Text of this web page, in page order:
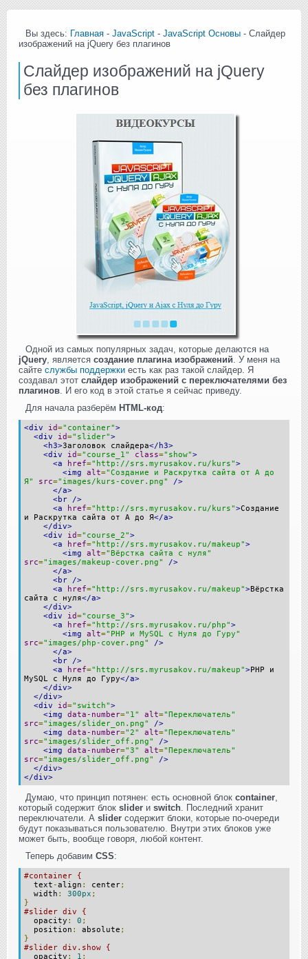
Вы здесь: Главная - JavaScript - JavaScript Основы - Слайдер
изображений на jQuery без плагинов
Слайдер изображений на jQuery
без плагинов
Одной из самых популярных задач, которые делаются на
jQuery , является создание плагина изображений . У меня на
сайте службы поддержки есть как раз такой слайдер. Я
создавал этот слайдер изображений с переключателями без
плагинов . И его код в этой статье я сейчас приведу.
Для начала разберём HTML-код:
<div id="container">
<div
id="slider">
<h3>Заголовок слайдера</h3>
<div
id="course_1" class="show">
<a
href="http://srs.myrusakov.ru/kurs">
<img
alt="Создание и Раскрутка сайта от А до
Я"
src="images/kurs-cover.png"
/>
</a>
<br
/>
<a
href="http://srs.myrusakov.ru/kurs">Создание
и Раскрутка сайта от А до Я</a>
</div>
<div
id="course_2">
<a
href="http://srs.myrusakov.ru/makeup">
<img
alt="Вёрстка сайта с нуля"
src="images/makeup-cover.png"
/>
</a>
<br
/>
<a
href="http://srs.myrusakov.ru/makeup">Вёрстка
сайта с нуля</a>
</div>
<div
id="course_3">
<a
href="http://srs.myrusakov.ru/php">
<img
alt="PHP и MySQL с Нуля до Гуру"
src="images/php-cover.png"
/>
</a>
<br
/>
<a
href="http://srs.myrusakov.ru/makeup">PHP и
MySQL с Нуля до Гуру</a>
</div>
</div>
<div
id="switch">
<img
data-number="1" alt="Переключатель"
src="images/slider_on.png"
/>
<img
data-number="2" alt="Переключатель"
src="images/slider_off.png"
/>
<img
data-number="3" alt="Переключатель"
src="images/slider_off.png"
/>
</div>
</div>
Думаю, что принцип потянен: есть основной блок container
который содержит блок slider и switch . Последний хранит
переключатели. А slider содержит блоки, которые по-очереди
будут показываться пользователю. Внутри этих блоков уже
может быть, вообще говоря, любой контент.
Теперь добавим CSS:
#container {
text -align : center;
width : 300px ;
}
#slider div {
opacity : 0 ;
position : absolute ;
}
#slider div.show {
opacity : 1 ;